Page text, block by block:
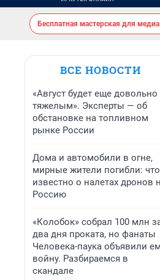
Бесплатная мастерская для
ВСЕ НОВОСТИ
«Август будет еще довольно
тяжелым». Эксперты — об
обстановке на топливном
рынке России
Дома и автомобили в огне,
мирные жители погибли: что
известно о налетах дронов
Россию
«Колобок» собрал 100 млн
два дня проката, но фанаты
Человека-паука объявили
войну. Разбираемся в
скандале